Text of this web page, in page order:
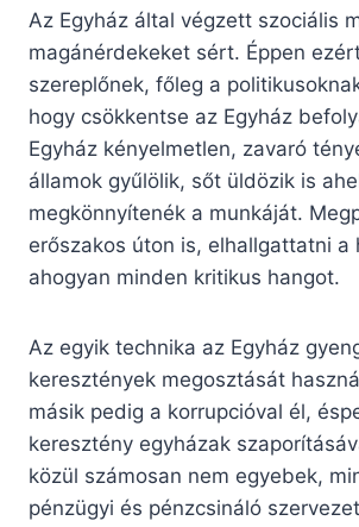
Az Egyház által végzett szociális
magánérdekeket sért. Éppen
szereplőnek, főleg a
hogy csökkentse az Egyház
Egyház kényelmetlen, zavaró
államok gyűlölik, sőt üldözik is
megkönnyítenék a munkáját.
erőszakos úton is, elhallgattatni a
ahogyan minden kritikus hangot.
Az egyik technika az Egyház
keresztények megosztását
másik pedig a korrupcióval él,
keresztény egyházak
közül számosan nem egyebek,
pénzügyi és pénzcsináló